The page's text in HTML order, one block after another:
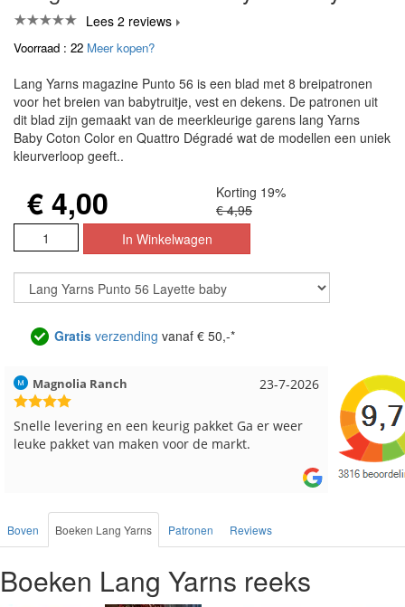
Lees 2 reviews
Voorraad : 22 Meer kopen?
Lang Yarns magazine Punto 56 is een blad met 8 breipatronen
voor het breien van babytruitje, vest en dekens. De patronen uit
dit blad zijn gemaakt van de meerkleurige garens lang Yarns
Baby Coton Color en Quattro Dégradé wat de modellen een uniek
kleurverloop geeft..
€ 4,00
Korting 19%
€ 4,95
Gratis verzending vanaf € 50,-*
17-7-2026
Hilde uit Loyers
Reeds meerdere keren breigaren en breinaalden
besteld, altijd heel tevreden over de service.
Loes uit
Snelle
Boven Boeken Lang Yarns Patronen Reviews
Boeken Lang Yarns reeks